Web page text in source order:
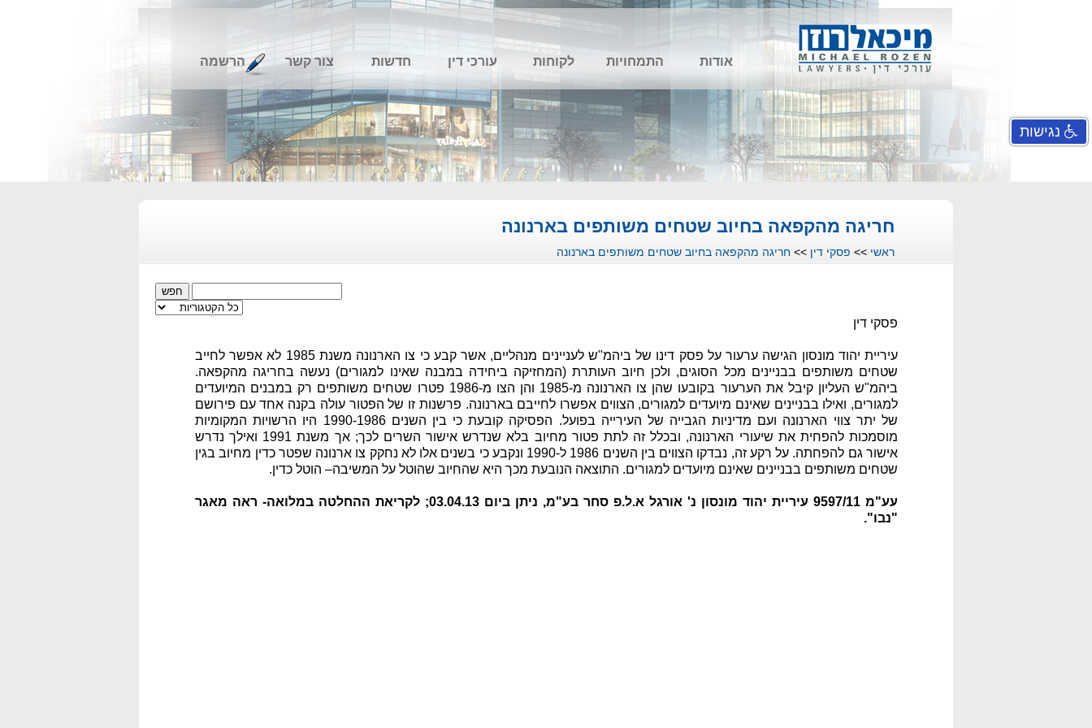
אודות התמחויות לקוחות עורכי דין חדשות צור קשר הרשמה
חריגה מהקפאה בחיוב שטחים משותפים בארנונה
ראשי >> פסקי דין >> חריגה מהקפאה בחיוב שטחים משותפים בארנונה
פסקי דין
עיריית יהוד מונסון הגישה ערעור על פסק דינו של ביהמ"ש לעניינים מנהליים, אשר קבע כי צו הארנונה משנת 1985 לא אפשר לחייב
שטחים משותפים בבניינים מכל הסוגים, ולכן חיוב העותרת (המחזיקה ביחידה במבנה שאינו למגורים) נעשה בחריגה מהקפאה.
ביהמ"ש העליון קיבל את הערעור בקובעו שהן צו הארנונה מ-1985 והן הצו מ-1986 פטרו שטחים משותפים רק במבנים המיועדים
למגורים, ואילו בבניינים שאינם מיועדים למגורים, הצווים אפשרו לחייבם בארנונה. פרשנות זו של הפטור עולה בקנה אחד עם פירושם
של יתר צווי הארנונה ועם מדיניות הגבייה של העירייה בפועל. הפסיקה קובעת כי בין השנים 1990-1986 היו הרשויות המקומיות
מוסמכות להפחית את שיעורי הארנונה, ובכלל זה לתת פטור מחיוב בלא שנדרש אישור השרים לכך; אך משנת 1991 ואילך נדרש
אישור גם להפחתה. על רקע זה, נבדקו הצווים בין השנים 1986 ל-1990 ונקבע כי בשנים אלו לא נחקק צו ארנונה שפטר כדין מחיוב בגין
שטחים משותפים בבניינים שאינם מיועדים למגורים. התוצאה הנובעת מכך היא שהחיוב שהוטל על המשיבה– הוטל כדין.
עע"מ 9597/11 עיריית יהוד מונסון נ' אורגל א.ל.פ סחר בע"מ, ניתן ביום 03.04.13; לקריאת ההחלטה במלואה- ראה מאגר
"נבו".
נגישות